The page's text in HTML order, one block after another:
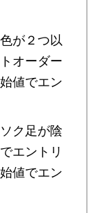
が２つ以
オーダー
値でエン
ク足が陰
エントリ
値でエン